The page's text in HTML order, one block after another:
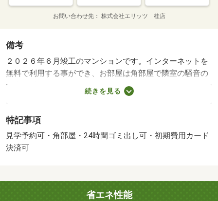
お問い合わせ先 株式会社エリッツ 桂店
備考
２０２６年６月竣工のマンションです。インターネットを
無料で利用する事ができ、お部屋は角部屋で隣室の騒音の
影響を受けにくい傾向にあります。・インターネット無
料・駐輪ステッカー（初回）：１１００円 【設備・特記
イレ/水道代（月額） 2500円/入居サポート（月額） 1100
円/家賃保証料（月額） 1000円/賃貸戸数:14戸/鍵交換費
用:44000円/室内清掃費用:33000円
続きを見る
特記事項
見学予約可・角部屋・24時間ゴミ出し可・初期費用カード
決済可
省エネ性能